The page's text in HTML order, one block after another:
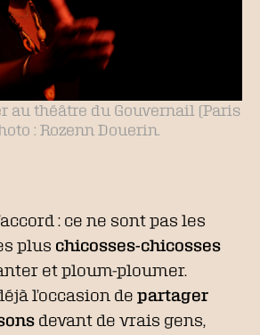
au théâtre du Gouvernail (Paris
: Rozenn Douerin.
: ce ne sont pas les
plus chicosses-chicosses
et ploum-ploumer.
l’occasion de partager
devant de vrais gens,